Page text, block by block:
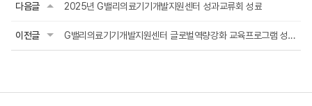
다음글 2025년 G밸리의료기기개발지원센터 성과교류회 성료
이전글 G밸리의료기기개발지원센터 글로벌역량강화 교육프로그램 성황리 마쳐